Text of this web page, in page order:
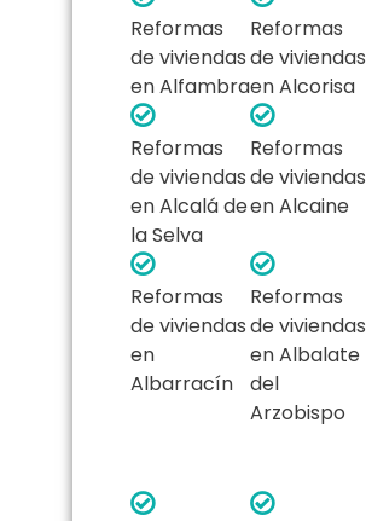
Reformas
de viviendas
en Alfambra
Reformas
de viviendas
en Alcorisa
Reformas
de viviendas
en Alcalá de
la Selva
Reformas
de viviendas
en Alcaine
Reformas
de viviendas
en
Albarracín
Reformas
de viviendas
en Albalate
del
Arzobispo